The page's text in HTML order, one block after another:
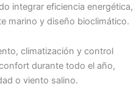
integrar eficiencia energética,
marino y diseño bioclimático.
climatización y control
durante todo el año,
o viento salino.